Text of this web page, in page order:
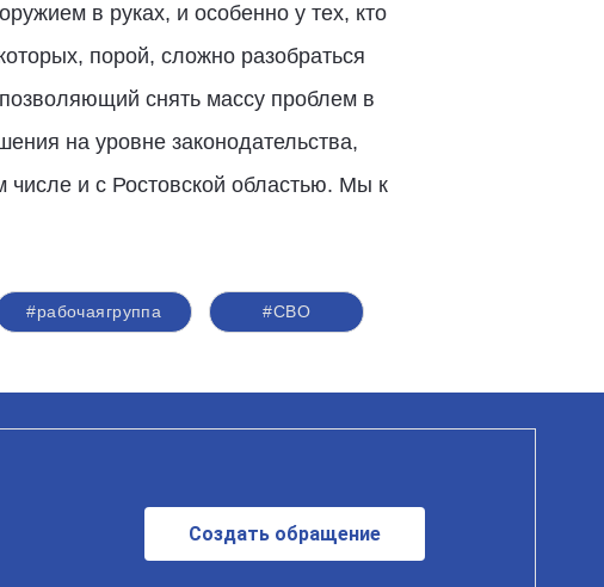
в руках, и особенно у тех, кто
порой, сложно разобраться
снять массу проблем в
на уровне законодательства,
числе и с Ростовской областью. Мы к
#рабочаягруппа #СВО
Создать обращение